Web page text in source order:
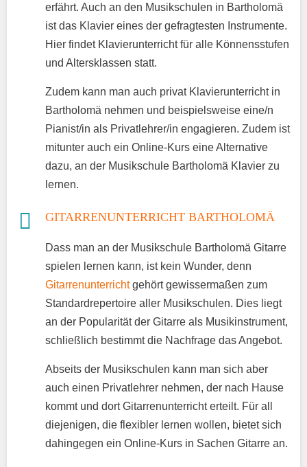
erfährt. Auch an den Musikschulen in Bartholomä
ist das Klavier eines der gefragtesten Instrumente.
Hier findet Klavierunterricht für alle Könnensstufen
und Altersklassen statt.
Zudem kann man auch privat Klavierunterricht in
Bartholomä nehmen und beispielsweise eine/n
Pianist/in als Privatlehrer/in engagieren. Zudem ist
mitunter auch ein Online-Kurs eine Alternative
dazu, an der Musikschule Bartholomä Klavier zu
lernen.
GITARRENUNTERRICHT BARTHOLOMÄ
Dass man an der Musikschule Bartholomä Gitarre
spielen lernen kann, ist kein Wunder, denn
Gitarrenunterrichtgehört gewissermaßen zum
Standardrepertoire aller Musikschulen. Dies liegt
an der Popularität der Gitarre als Musikinstrument,
schließlich bestimmt die Nachfrage das Angebot.
Abseits der Musikschulen kann man sich aber
auch einen Privatlehrer nehmen, der nach Hause
kommt und dort Gitarrenunterricht erteilt. Für all
diejenigen, die flexibler lernen wollen, bietet sich
dahingegen ein Online-Kurs in Sachen Gitarre an.